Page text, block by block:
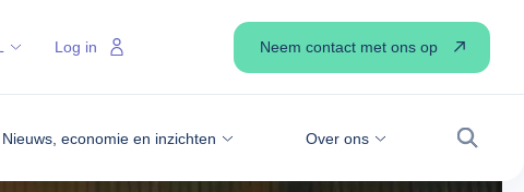
Nieuws, economie en inzichten Over ons
Zoek
Log in Neem contact met ons op